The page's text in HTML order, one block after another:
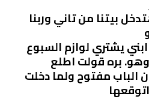
بيتنا من تاني وربنا
يشتري لوازم السبوع
بره قولت اطلع
الباب مفتوح ولما دخلت